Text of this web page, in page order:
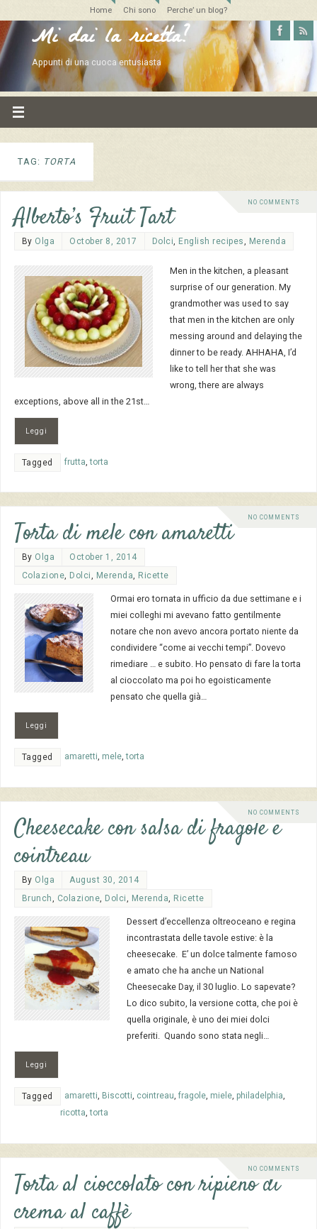
Home Chi sono Perche’ un blog?
Mi dai la ricetta?
Appunti di una cuoca entusiasta
TAG: TORTA
NO COMMENTS
Alberto’s Fruit Tart
By Olga October 8, 2017 Dolci, English recipes, Merenda
Men in the kitchen, a pleasant
surprise of our generation. My
grandmother was used to say
that men in the kitchen are only
messing around and delaying the
dinner to be ready. AHHAHA, I’d
like to tell her that she was
wrong, there are always
exceptions, above all in the 21st…
Leggi
Tagged frutta ,torta
NO COMMENTS
Torta di mele con amaretti
By Olga
October 1, 2014
Colazione, Dolci, Merenda, Ricette
Ormai ero tornata in ufficio da due settimane e i
miei colleghi mi avevano fatto gentilmente
notare che non avevo ancora portato niente da
condividere “come ai vecchi tempi”. Dovevo
rimediare … e subito. Ho pensato di fare la torta
al cioccolato ma poi ho egoisticamente
pensato che quella già…
Leggi
Tagged amaretti, mele,torta
NO COMMENTS
Cheesecake con salsa di fragole e
cointreau
By Olga
August 30, 2014
Brunch, Colazione, Dolci, Merenda, Ricette
Dessert d’eccellenza oltreoceano e regina
incontrastata delle tavole estive: è la
cheesecake. E’ un dolce talmente famoso
e amato che ha anche un National
Cheesecake Day, il 30 luglio. Lo sapevate?
Lo dico subito, la versione cotta, che poi è
quella originale, è uno dei miei dolci
preferiti. Quando sono stata negli…
Leggi
Tagged amaretti, Biscotti, cointreau, fragole, miele, philadelphia,
ricotta,torta
NO COMMENTS
Torta al cioccolato con ripieno di
crema al caffè